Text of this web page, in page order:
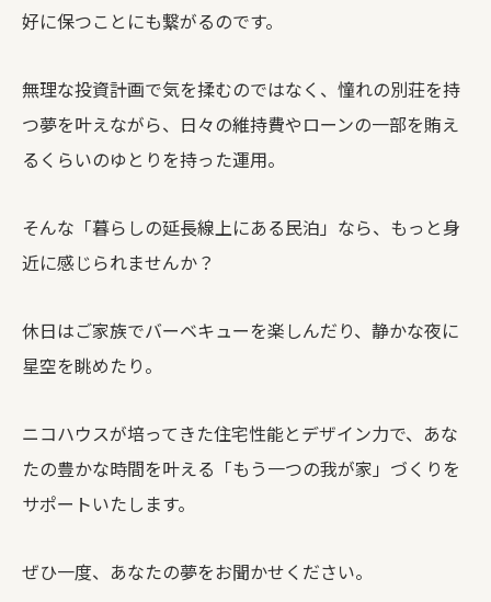
好に保つことにも繋がるのです。
無理な投資計画で気を揉むのではなく、憧れの別荘を持
つ夢を叶えながら、日々の維持費やローンの一部を賄え
るくらいのゆとりを持った運用。
そんな「暮らしの延長線上にある民泊」なら、もっと身
近に感じられませんか？
休日はご家族でバーベキューを楽しんだり、静かな夜に
星空を眺めたり。
ニコハウスが培ってきた住宅性能とデザイン力で、あな
たの豊かな時間を叶える「もう一つの我が家」づくりを
サポートいたします。
ぜひ一度、あなたの夢をお聞かせください。